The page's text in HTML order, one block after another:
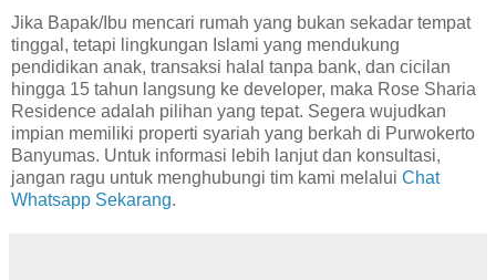
Jika Bapak/Ibu mencari rumah yang bukan sekadar tempat
tinggal, tetapi lingkungan Islami yang mendukung
pendidikan anak, transaksi halal tanpa bank, dan cicilan
hingga 15 tahun langsung ke developer, maka Rose Sharia
Residence adalah pilihan yang tepat. Segera wujudkan
impian memiliki properti syariah yang berkah di Purwokerto
Banyumas. Untuk informasi lebih lanjut dan konsultasi,
jangan ragu untuk menghubungi tim kami melalui Chat
Whatsapp Sekarang.